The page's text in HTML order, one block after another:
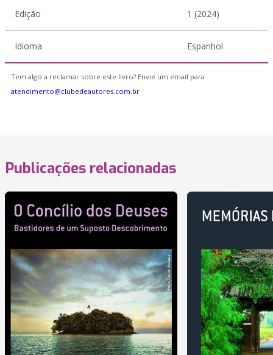
Edição 1 (2024)
Idioma Espanhol
Tem algo a reclamar sobre este livro? Envie um email para
atendimento@clubedeautores.com.br
Publicações relacionadas